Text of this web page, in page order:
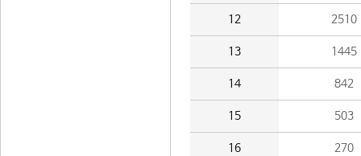
12 2510
13 1445
14 842
15 503
16 270